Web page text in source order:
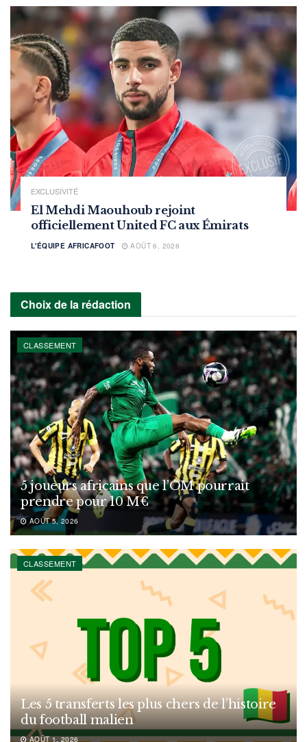
EXCLUSIVITÉ
El Mehdi Maouhoub rejoint
officiellement United FC aux Émirats
L'ÉQUIPE AFRICAFOOT AOÛT 6, 2026
Choix de la rédaction
CLASSEMENT
5 joueurs africains que l’OM pourrait
prendre pour 10 M€
AOÛT 5, 2026
CLASSEMENT
Les 5 transferts les plus chers de l’histoire
du football malien
AOÛT 1, 2026